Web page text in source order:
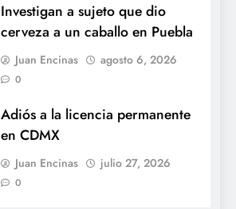
Investigan a sujeto que dio
cerveza a un caballo en Puebla
Juan Encinas agosto 6, 2026
0
Adiós a la licencia permanente
en CDMX
Juan Encinas julio 27, 2026
0